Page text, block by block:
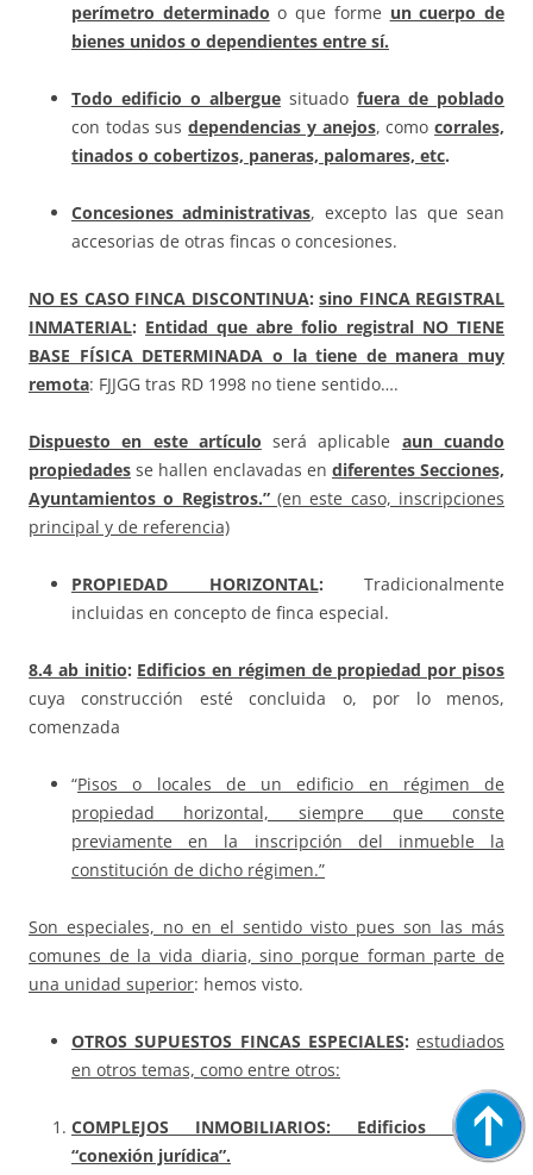
perímetro determinado o que forme un cuerpo de
bienes unidos o dependientes entre sí.
Todo edificio o albergue situado fuera de poblado
con todas susdependencias y anejos, comocorrales,
tinados o cobertizos, paneras, palomares, etc.
Concesiones administrativas, excepto las que sean
accesorias de otras fincas o concesiones.
NO ES CASO FINCA DISCONTINUA:sino FINCA REGISTRAL
INMATERIAL: Entidad que abre folio registral NO TIENE
BASE FÍSICA DETERMINADA o la tiene de manera muy
remota: FJJGG tras RD 1998 no tiene sentido….
Dispuesto en este artículo será aplicable aun cuando
propiedades se hallen enclavadas en diferentes Secciones,
Ayuntamientos o Registros.” (en este caso, inscripciones
principal y de referencia)
PROPIEDAD HORIZONTAL: Tradicionalmente
incluidas en concepto de finca especial.
8.4 ab initio: Edificios en régimen de propiedad por pisos
cuya construcción esté concluida o, por lo menos,
comenzada
“Pisos o locales de un edificio en régimen de
propiedad horizontal, siempre que conste
previamente en la inscripción del inmueble la
constitución de dicho régimen.”
Son especiales, no en el sentido visto pues son las más
comunes de la vida diaria, sino porque forman parte de
una unidad superior: hemos visto.
OTROS SUPUESTOS FINCAS ESPECIALES: estudiados
en otros temas, como entre otros:
COMPLEJOS INMOBILIARIOS: Edificios tienen
“conexión jurídica”.